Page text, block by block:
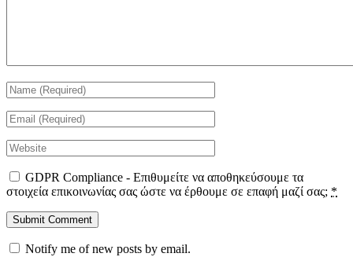
GDPR Compliance - Επιθυμείτε να αποθηκεύσουμε τα
στοιχεία επικοινωνίας σας ώστε να έρθουμε σε επαφή μαζί σας; *
Notify me of new posts by email.